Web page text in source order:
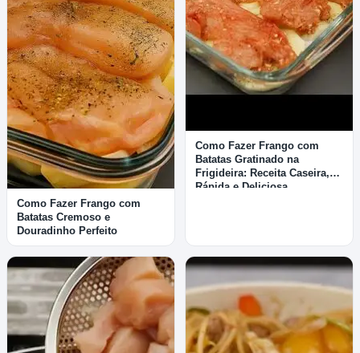
Como Fazer Frango com
Batatas Cremoso e
Douradinho Perfeito
Como Fazer Frango com
Batatas Gratinado na
Frigideira: Receita Caseira,
Rápida e Deliciosa